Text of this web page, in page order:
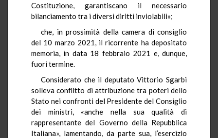
Costituzione, garantiscano il necessario
bilanciamento tra i diversi diritti inviolabili»;
che, in prossimità della camera di consiglio
del 10 marzo 2021, il ricorrente ha depositato
memoria, in data 18 febbraio 2021 e, dunque,
fuori termine.
Considerato che il deputato Vittorio Sgarbi
solleva conflitto di attribuzione tra poteri dello
Stato nei confronti del Presidente del Consiglio
dei ministri, «anche nella sua qualità di
rappresentante del Governo della Repubblica
Italiana», lamentando, da parte sua, l’esercizio